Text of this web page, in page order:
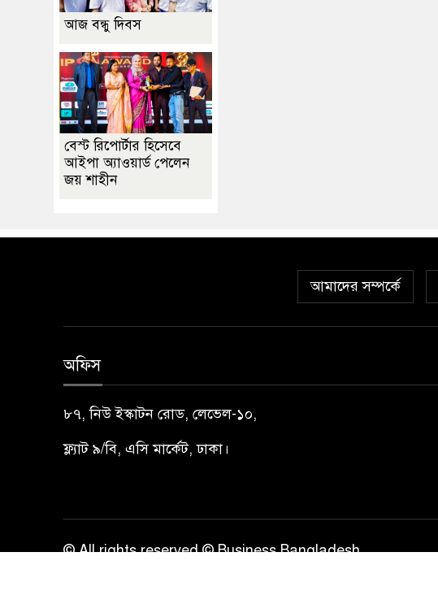
আজ বন্ধু দিবস
বেস্ট রিপোর্টার হিসেবে
আইপা অ্যাওয়ার্ড পেলেন
জয় শাহীন
আমাদের সম্পর্কে
অফিস
৮৭, নিউ ইস্কাটন রোড, লেভেল-১০,
ফ্ল্যাট ৯/বি, এসি মার্কেট, ঢাকা।
© All rights reserved © Business Bangladesh